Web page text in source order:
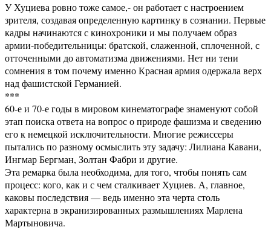
У Хуциева ровно тоже самое,- он работает с настроением
зрителя, создавая определенную картинку в сознании. Первые
кадры начинаются с кинохроники и мы получаем образ
армии-победительницы: братской, слаженной, сплоченной, с
отточенными до автоматизма движениями. Нет ни тени
сомнения в том почему именно Красная армия одержала верх
над фашистской Германией.
***
60-е и 70-е годы в мировом кинематографе знаменуют собой
этап поиска ответа на вопрос о природе фашизма и сведению
его к немецкой исключительности. Многие режиссеры
пытались по разному осмыслить эту задачу: Лилиана Кавани,
Ингмар Бергман, Золтан Фабри и другие.
Эта ремарка была необходима, для того, чтобы понять сам
процесс: кого, как и с чем сталкивает Хуциев. А, главное,
каковы последствия — ведь именно эта черта столь
характерна в экранизированных размышлениях Марлена
Мартыновича.